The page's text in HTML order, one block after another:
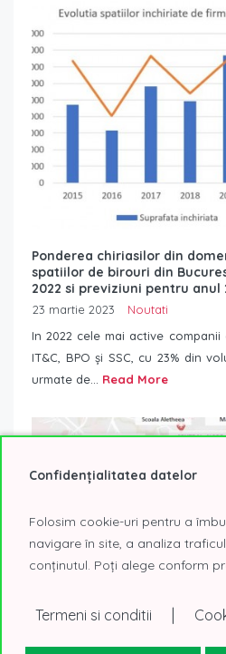
Ponderea chiriasilor din
spatiilor de birouri din
2022 si previziuni pentru anul
23 martie 2023
Noutati
In 2022 cele mai active
IT&C, BPO și SSC, cu 23% din
urmate de... Read More
Confidențialitatea datelor
Folosim cookie-uri pentru a
navigare în site, a analiza
conținutul. Poți alege conform
Termeni si conditii |